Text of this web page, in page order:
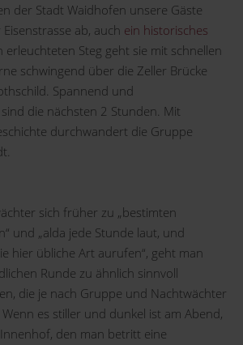
der Stadt Waidhofen unsere Gäste
ab, auch ein historisches
erleuchteten Steg geht sie mit schnellen
schwingend über die Zeller Brücke
Spannend und
die nächsten 2 Stunden. Mit
durchwandert die Gruppe
sich früher zu „bestimten
und „alda jede Stunde laut, und
hier übliche Art aurufen“, geht man
Runde zu ähnlich sinnvoll
die je nach Gruppe und Nachtwächter
es stiller und dunkel ist am Abend,
den man betritt eine